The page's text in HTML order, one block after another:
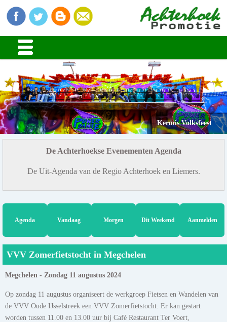
Kermis Volksfeest
De Achterhoekse Evenementen Agenda
De Uit-Agenda van de Regio Achterhoek en Liemers.
Agenda Vandaag Morgen Dit Weekend Aanmelden
VVV Zomerfietstocht in Megchelen
Megchelen - Zondag 11 augustus 2024
Op zondag 11 augustus organiseert de werkgroep Fietsen en Wandelen van
de VVV Oude IJsselstreek een VVV Zomerfietstocht. Er kan gestart
worden tussen 11.00 en 13.00 uur bij Café Restaurant Ter Voert,